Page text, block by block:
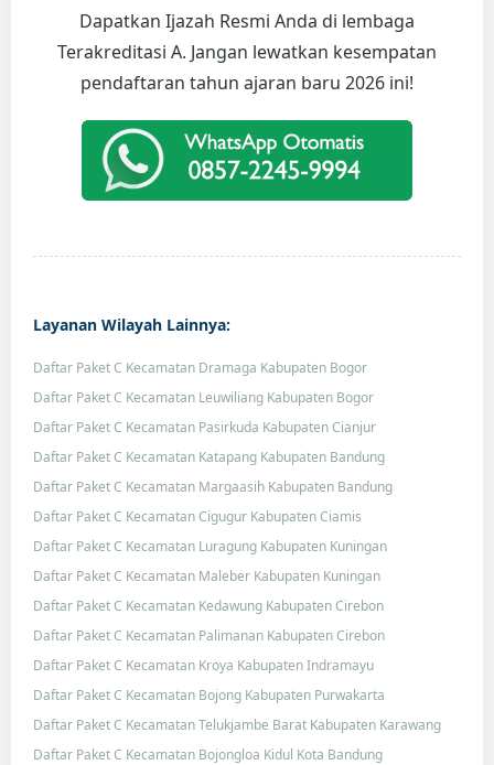
Dapatkan Ijazah Resmi Anda di lembaga
Terakreditasi A. Jangan lewatkan kesempatan
pendaftaran tahun ajaran baru 2026 ini!
Layanan Wilayah Lainnya:
Daftar Paket C Kecamatan Dramaga Kabupaten Bogor
Daftar Paket C Kecamatan Leuwiliang Kabupaten Bogor
Daftar Paket C Kecamatan Pasirkuda Kabupaten Cianjur
Daftar Paket C Kecamatan Katapang Kabupaten Bandung
Daftar Paket C Kecamatan Margaasih Kabupaten Bandung
Daftar Paket C Kecamatan Cigugur Kabupaten Ciamis
Daftar Paket C Kecamatan Luragung Kabupaten Kuningan
Daftar Paket C Kecamatan Maleber Kabupaten Kuningan
Daftar Paket C Kecamatan Kedawung Kabupaten Cirebon
Daftar Paket C Kecamatan Palimanan Kabupaten Cirebon
Daftar Paket C Kecamatan Kroya Kabupaten Indramayu
Daftar Paket C Kecamatan Bojong Kabupaten Purwakarta
Daftar Paket C Kecamatan Telukjambe Barat Kabupaten Karawang
Daftar Paket C Kecamatan Bojongloa Kidul Kota Bandung